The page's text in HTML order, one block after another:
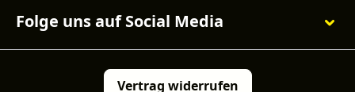
Folge uns auf Social Media
Vertrag widerrufen